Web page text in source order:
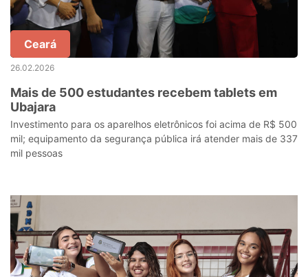
Ceará
26.02.2026
Mais de 500 estudantes recebem tablets em
Ubajara
Investimento para os aparelhos eletrônicos foi acima de R$ 500
mil; equipamento da segurança pública irá atender mais de 337
mil pessoas